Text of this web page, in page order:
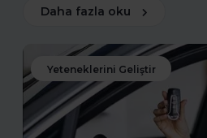
Daha fazla oku
Yeteneklerini Geliştir